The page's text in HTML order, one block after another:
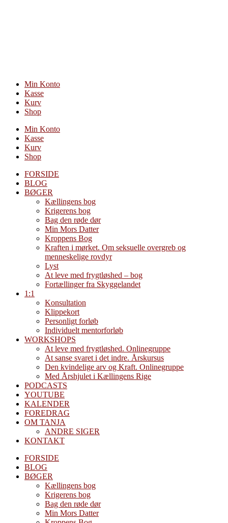
Min Konto
Kasse
Kurv
Shop
Min Konto
Kasse
Kurv
Shop
FORSIDE
BLOG
BØGER
Kællingens bog
Krigerens bog
Bag den røde dør
Min Mors Datter
Kroppens Bog
Kraften i mørket. Om seksuelle overgreb og
menneskelige rovdyr
Lyst
At leve med frygtløshed – bog
Fortællinger fra Skyggelandet
1:1
Konsultation
Klippekort
Personligt forløb
Individuelt mentorforløb
WORKSHOPS
At leve med frygtløshed. Onlinegruppe
At sanse svaret i det indre. Årskursus
Den kvindelige arv og Kraft. Onlinegruppe
Med Årshjulet i Kællingens Rige
PODCASTS
YOUTUBE
KALENDER
FOREDRAG
OM TANJA
ANDRE SIGER
KONTAKT
FORSIDE
BLOG
BØGER
Kællingens bog
Krigerens bog
Bag den røde dør
Min Mors Datter